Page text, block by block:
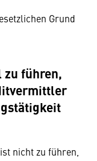
Grund
zu führen,
nicht zu führen,